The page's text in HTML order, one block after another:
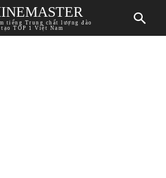
tiếng Trung chất lượng đào
tạo TOP 1 Việt Nam